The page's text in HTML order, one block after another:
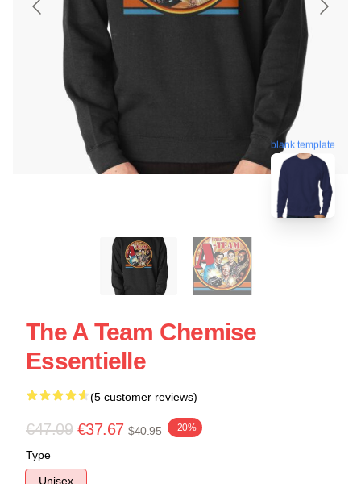
blank template
The A Team Chemise
Essentielle
(5 customer reviews)
€47.09 €37.67 $40.95 -20%
Type
Unisex